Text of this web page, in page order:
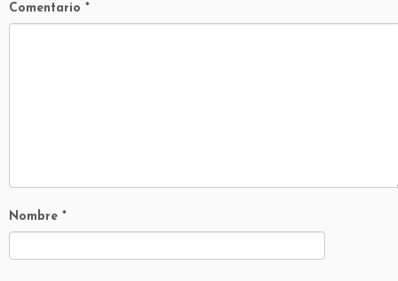
Comentario *
Nombre *